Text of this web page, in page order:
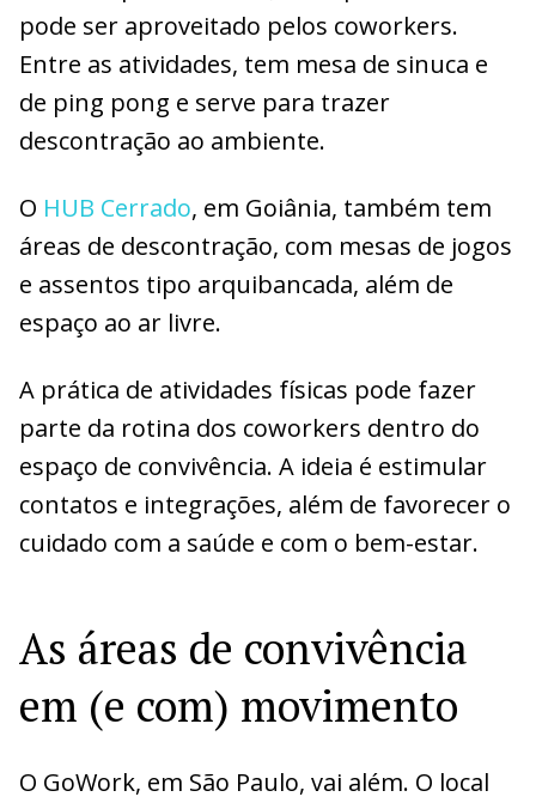
pode ser aproveitado pelos coworkers.
Entre as atividades, tem mesa de sinuca e
de ping pong e serve para trazer
descontração ao ambiente.
O HUB Cerrado, em Goiânia, também tem
áreas de descontração, com mesas de jogos
e assentos tipo arquibancada, além de
espaço ao ar livre.
A prática de atividades físicas pode fazer
parte da rotina dos coworkers dentro do
espaço de convivência. A ideia é estimular
contatos e integrações, além de favorecer o
cuidado com a saúde e com o bem-estar.
As áreas de convivência
em (e com) movimento
O GoWork, em São Paulo, vai além. O local